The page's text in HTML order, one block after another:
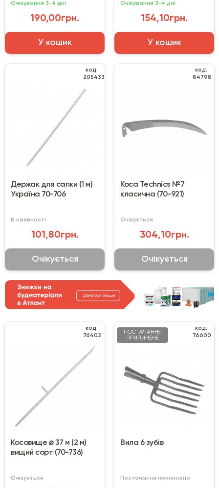
Очікування 3-4 дні
190,00грн.
У кошик
Очікування 3-4 дні
154,10грн.
У кошик
код:
205433
Держак для сапки (1 м)
Україна 70-706
В наявності
101,80грн.
Очікується
код:
84798
Коса Technics №7
класична (70-921)
Очікується
304,10грн.
Очікується
код:
76402
Косовище ⌀ 37 м (2 м)
вищий сорт (70-736)
Очікується
ПОСТАЧАННЯ
ПРИПИНЕНЕ
код:
76600
Вила 6 зубів
Постачання припинено